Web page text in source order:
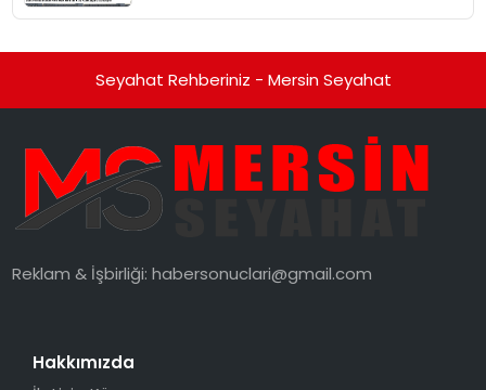
Seyahat Rehberiniz - Mersin Seyahat
Reklam & İşbirliği:habersonuclari@gmail.com
Hakkımızda